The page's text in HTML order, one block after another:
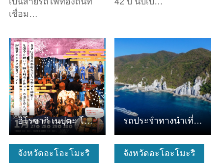
เชื่อม…
จังหวัดอะโอะโมะริ
ดูข้อมูลพื้นฐาน
ฮิโรซากิ เนปุตะ โอฮายาชิ ถ่ายทอดสด “NEPUTA sa KADARE”
จังหวัดอะโอะโมะริ
ดูข้อมูลพื้นฐาน
รถประจำทางนำเที่ยวคาบสมุทรชิโมะคิตะ "คุรุริน ชิโมะคิตะ"